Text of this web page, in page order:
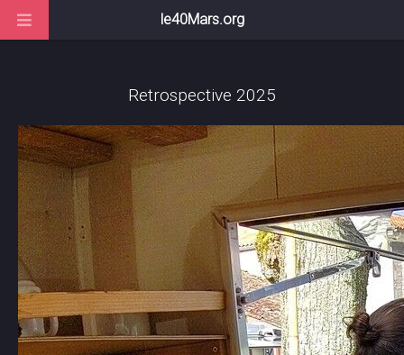
Retrospective 2025
le40Mars.org